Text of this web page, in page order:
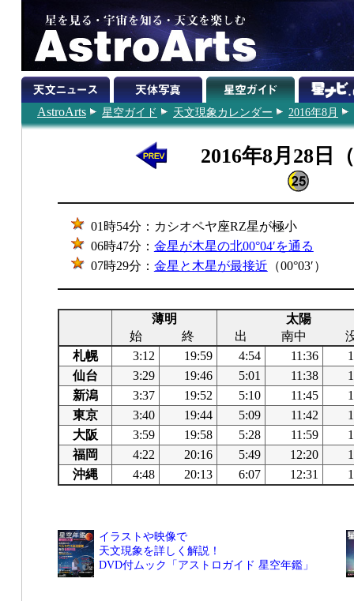
AstroArts 星空ガイド 天文現象カレンダー 2016年8月
2016年8月28日
01時54分：カシオペヤ座RZ星が極小
06時47分： 金星が木星の北00°04′を通る
07時29分： 金星と木星が最接近 （00°03′）
薄明
太陽
始
終 出 南中
札幌
3:12 19:59 4:54 11:36
仙台
3:29 19:46 5:01 11:38
新潟
3:37 19:52 5:10 11:45
東京
3:40 19:44 5:09 11:42
大阪
3:59 19:58 5:28 11:59
福岡
4:22 20:16 5:49 12:20
沖縄
4:48 20:13 6:07 12:31
イラストや映像で
天文現象を詳しく解説！
DVD付ムック「アストロガイド 星空年鑑」